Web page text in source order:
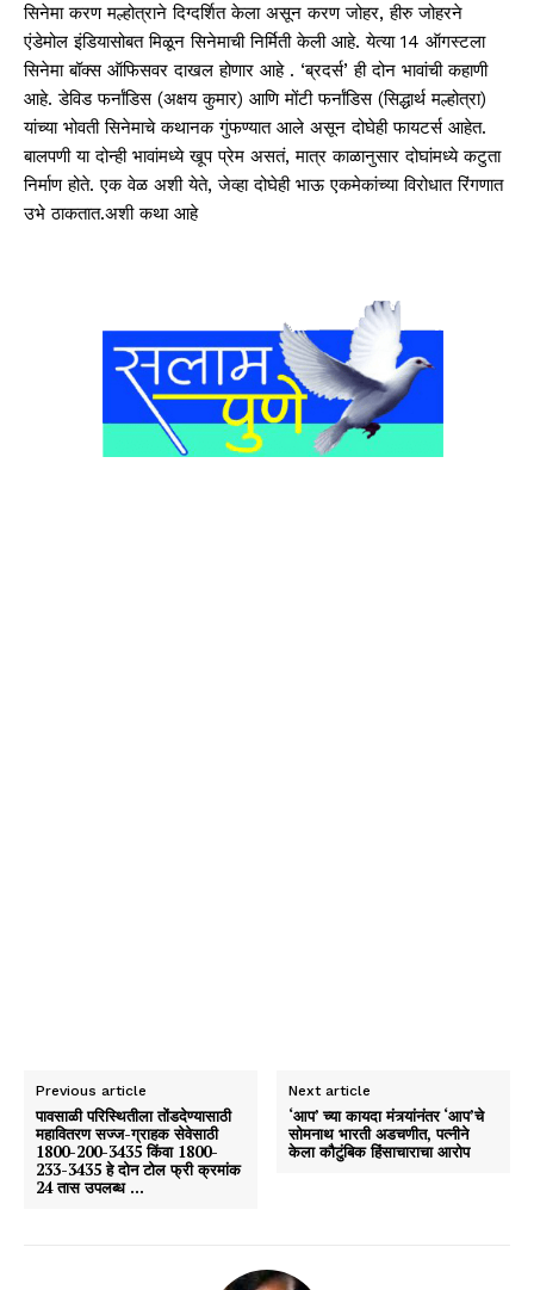
सिनेमा करण मल्होत्राने दिग्दर्शित केला असून करण जोहर, हीरु जोहरने
एंडेमोल इंडियासोबत मिळून सिनेमाची निर्मिती केली आहे. येत्या 14 ऑगस्टला
सिनेमा बॉक्स ऑफिसवर दाखल होणार आहे . ‘ब्रदर्स’ ही दोन भावांची कहाणी
आहे. डेविड फर्नांडिस (अक्षय कुमार) आणि मोंटी फर्नांडिस (सिद्धार्थ मल्होत्रा)
यांच्या भोवती सिनेमाचे कथानक गुंफण्यात आले असून दोघेही फायटर्स आहेत.
बालपणी या दोन्ही भावांमध्ये खूप प्रेम असतं, मात्र काळानुसार दोघांमध्ये कटुता
निर्माण होते. एक वेळ अशी येते, जेव्हा दोघेही भाऊ एकमेकांच्या विरोधात रिंगणात
उभे ठाकतात.अशी कथा आहे
Previous article
पावसाळी परिस्थितीला तोंडदेण्यासाठी
महावितरण सज्ज-ग्राहक सेवेसाठी
1800-200-3435 किंवा 1800-
233-3435 हे दोन टोल फ्री क्रमांक
24 तास उपलब्ध …
Next article
‘आप’ च्या कायदा मंत्र्यांनंतर ‘आप’चे
सोमनाथ भारती अडचणीत, पत्नीने
केला कौटुंबिक हिंसाचाराचा आरोप